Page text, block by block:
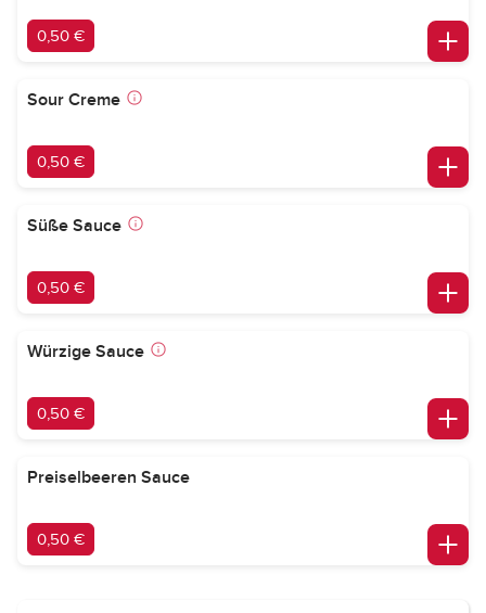
0,50 €
Sour Creme
0,50 €
Süße Sauce
0,50 €
Würzige Sauce
0,50 €
Preiselbeeren Sauce
0,50 €